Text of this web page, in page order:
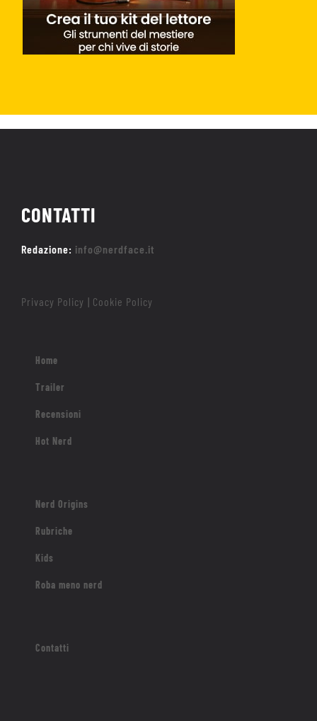
CONTATTI
Redazione: info@nerdface.it
Privacy Policy | Cookie Policy
Home
Trailer
Recensioni
Hot Nerd
Nerd Origins
Rubriche
Kids
Roba meno nerd
Contatti